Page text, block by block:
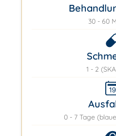
30 - 60
1 - 2
0 - 7 Tage